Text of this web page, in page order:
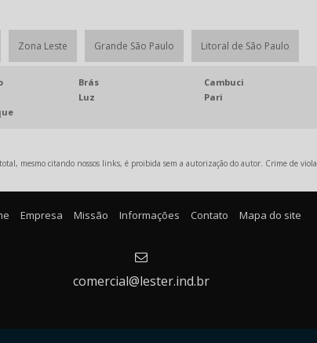
Zona Leste Grande São Paulo Litoral de São Paulo
Brás Cambuci
Luz Pari
mesmo citando nossos links, é proibida sem a autorização do autor. Crime de
Empresa Missão Informações Contato Mapa do site
comercial@lester.ind.br